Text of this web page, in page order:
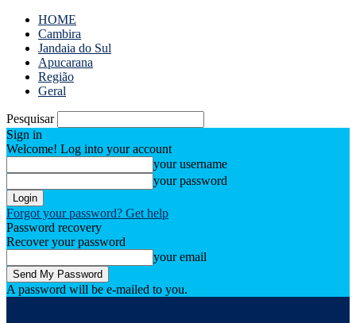
HOME
Cambira
Jandaia do Sul
Apucarana
Região
Geral
Pesquisar
Sign in
Welcome! Log into your account
your username
your password
Forgot your password? Get help
Password recovery
Recover your password
your email
A password will be e-mailed to you.